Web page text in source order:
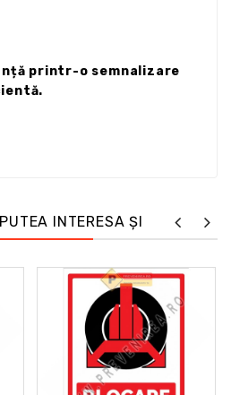
printr-o semnalizare
INTERESA ȘI